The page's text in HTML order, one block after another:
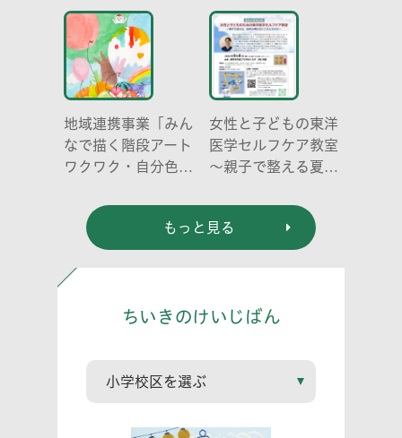
どう伝える? (幼児
編)」
地域連携事業「みん
なで描く階段アート
ワクワク・自分色の
女性と子どもの東洋
医学セルフケア教室
～親子で整える夏休
らだ～
もっと見る
ちいきのけいじばん